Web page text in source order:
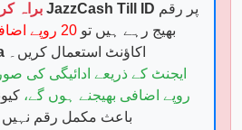
براہاگر آپ JazzCash Till ID
بھیج رہے ہیں تو 20 روپے اضافی شامل کریں
اکاؤنٹ استعمال کریں۔
روپے اضافی بھیجنے ہوں گے،
باعث مکمل رقم نہیں